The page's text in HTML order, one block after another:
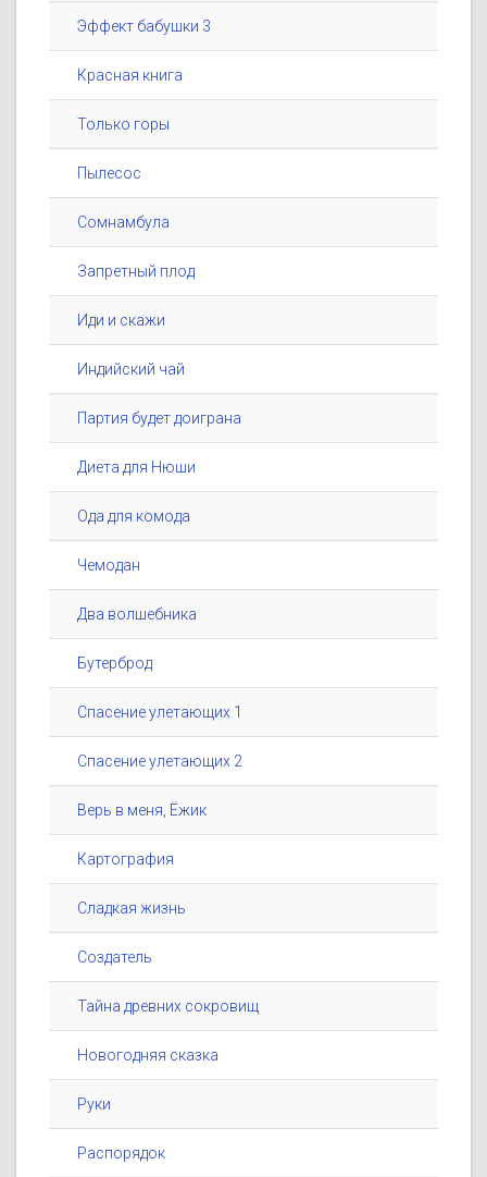
Эффект бабушки 3
Красная книга
Только горы
Пылесос
Сомнамбула
Запретный плод
Иди и скажи
Индийский чай
Партия будет доиграна
Диета для Нюши
Ода для комода
Чемодан
Два волшебника
Бутерброд
Спасение улетающих 1
Спасение улетающих 2
Верь в меня, Ёжик
Картография
Сладкая жизнь
Создатель
Тайна древних сокровищ
Новогодняя сказка
Руки
Распорядок